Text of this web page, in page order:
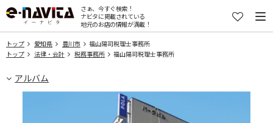
さぁ、今すぐ検索！
ナビタに掲載されている
地元のお店の情報が満載！
トップ 愛知県 豊川市
福山陽司税理士事務所
トップ
法律・会計 税務事務所 福山陽司税理士事務所
アルバム